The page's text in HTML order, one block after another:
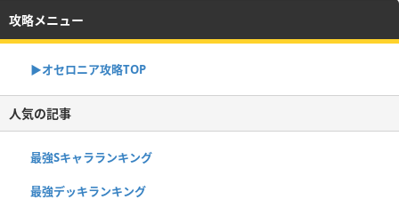
攻略メニュー
▶︎オセロニア攻略TOP
人気の記事
最強Sキャラランキング
最強デッキランキング